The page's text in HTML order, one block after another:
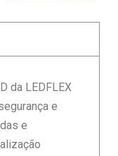
da LEDFLEX
e
e